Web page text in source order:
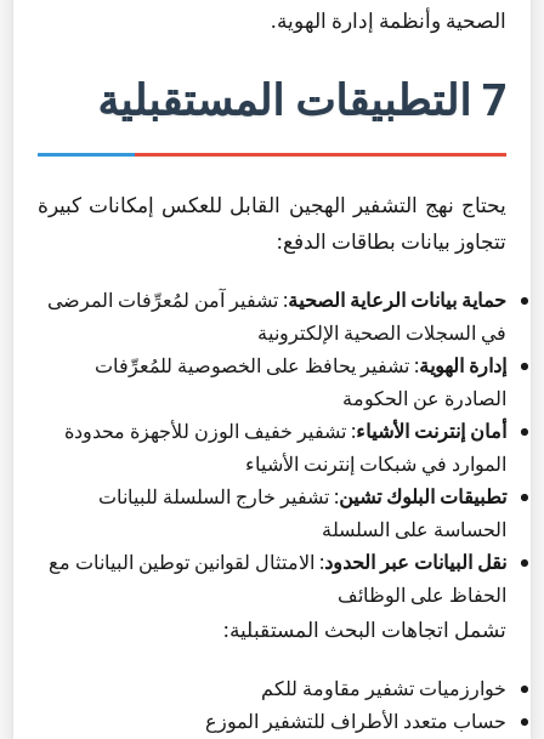
الصحية وأنظمة إدارة الهوية.
7 التطبيقات المستقبلية
يحتاج نهج التشفير الهجين القابل للعكس إمكانات كبيرة
تتجاوز بيانات بطاقات الدفع:
حماية بيانات الرعاية الصحية: تشفير آمن لمُعرِّفات المرضى
في السجلات الصحية الإلكترونية
إدارة الهوية: تشفير يحافظ على الخصوصية للمُعرِّفات
الصادرة عن الحكومة
أمان إنترنت الأشياء: تشفير خفيف الوزن للأجهزة محدودة
الموارد في شبكات إنترنت الأشياء
تطبيقات البلوك تشين: تشفير خارج السلسلة للبيانات
الحساسة على السلسلة
نقل البيانات عبر الحدود: الامتثال لقوانين توطين البيانات مع
الحفاظ على الوظائف
تشمل اتجاهات البحث المستقبلية:
خوارزميات تشفير مقاومة للكم
حساب متعدد الأطراف للتشفير الموزع